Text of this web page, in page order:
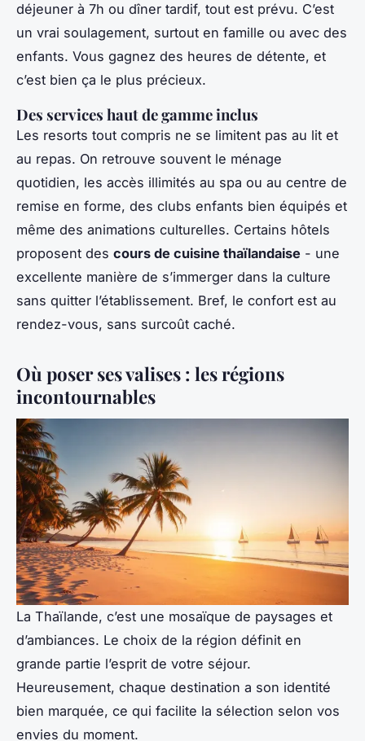
déjeuner à 7h ou dîner tardif, tout est prévu. C’est
un vrai soulagement, surtout en famille ou avec des
enfants. Vous gagnez des heures de détente, et
c’est bien ça le plus précieux.
Des services haut de gamme inclus
Les resorts tout compris ne se limitent pas au lit et
au repas. On retrouve souvent le ménage
quotidien, les accès illimités au spa ou au centre de
remise en forme, des clubs enfants bien équipés et
même des animations culturelles. Certains hôtels
proposent des cours de cuisine thaïlandaise - une
excellente manière de s’immerger dans la culture
sans quitter l’établissement. Bref, le confort est au
rendez-vous, sans surcoût caché.
Où poser ses valises : les régions
incontournables
La Thaïlande, c’est une mosaïque de paysages et
d’ambiances. Le choix de la région définit en
grande partie l’esprit de votre séjour.
Heureusement, chaque destination a son identité
bien marquée, ce qui facilite la sélection selon vos
envies du moment.